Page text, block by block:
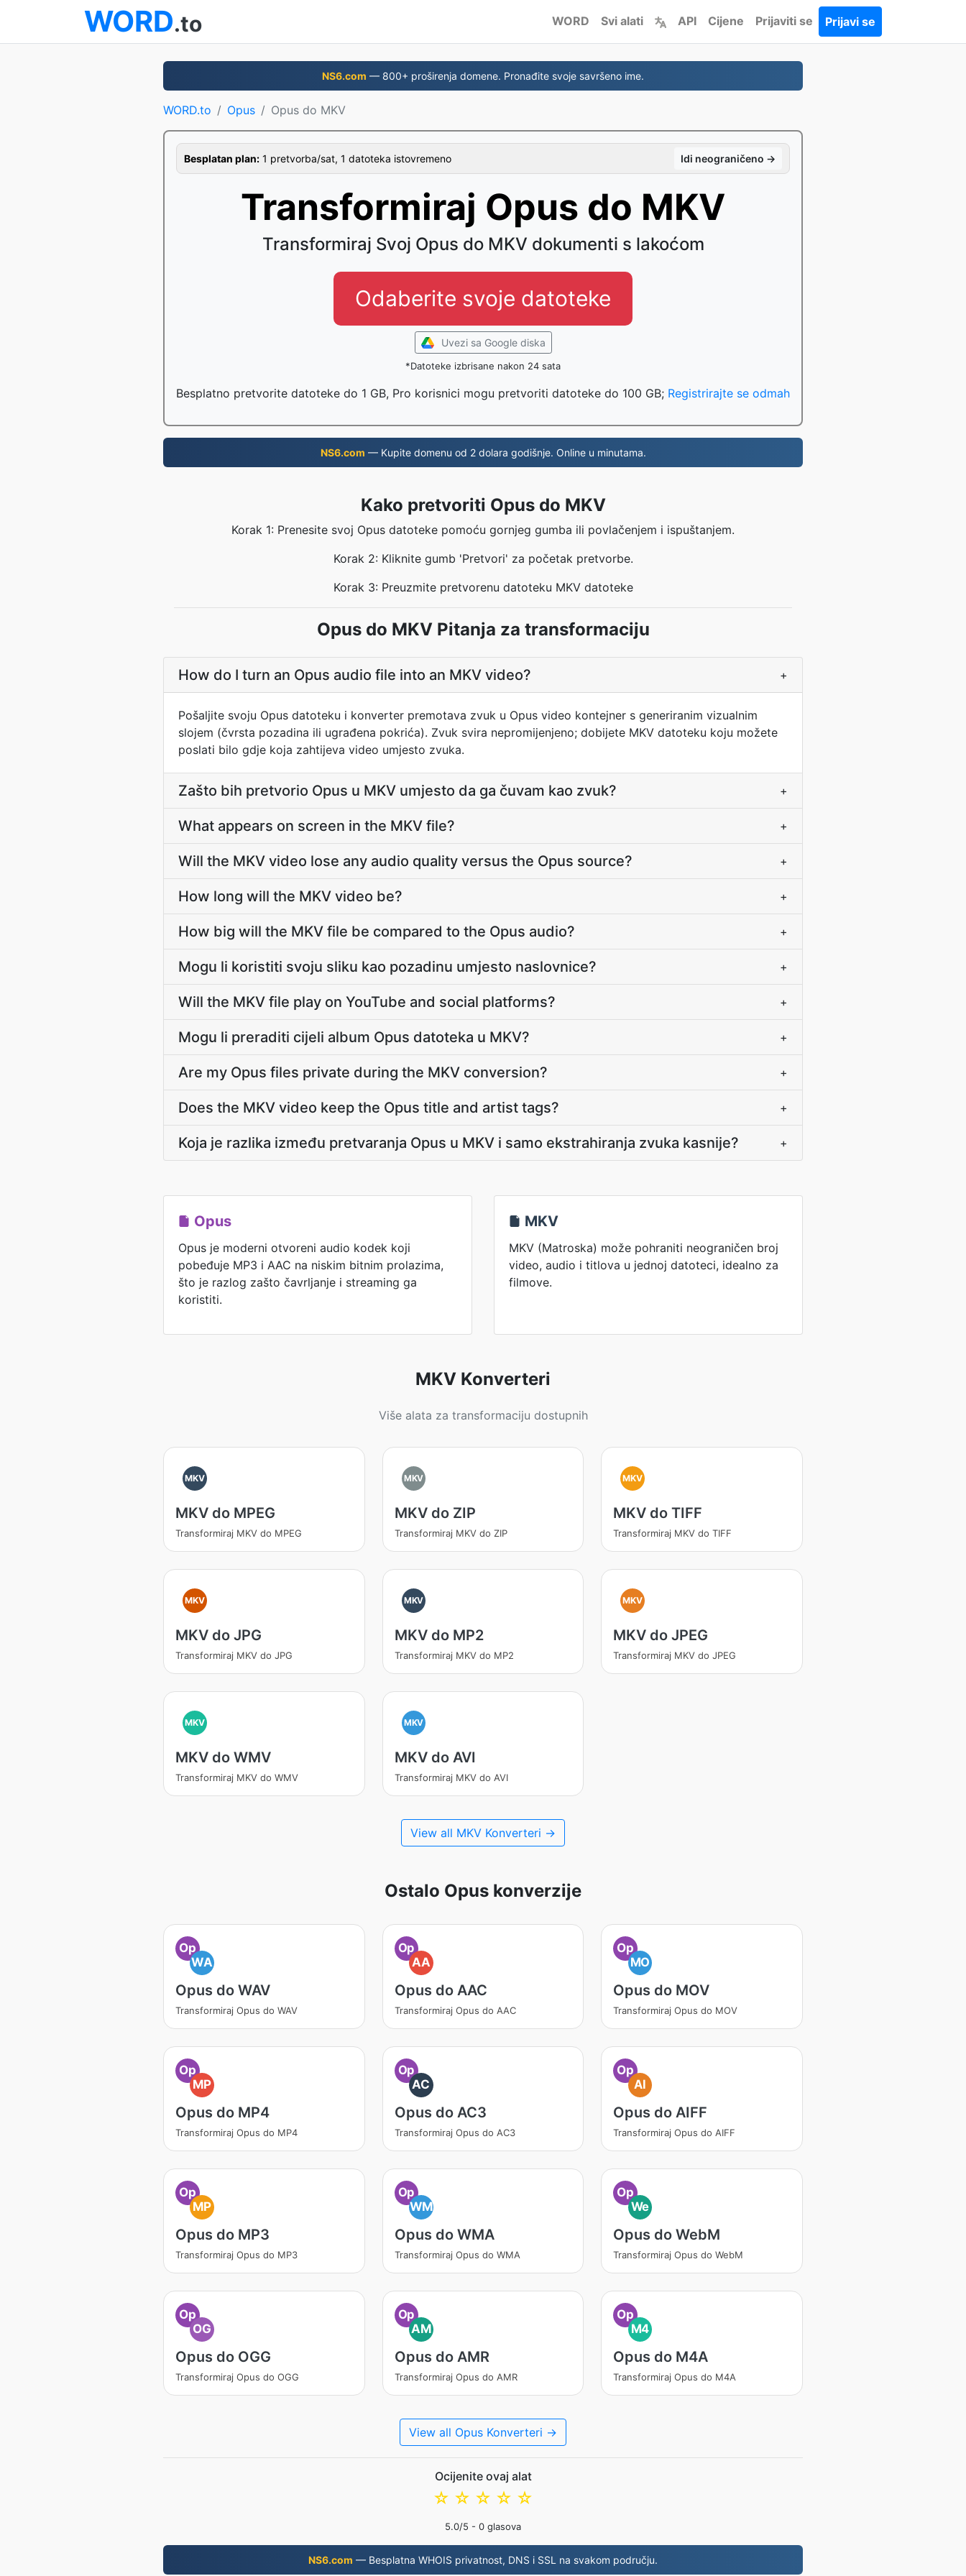
WORD.to WORD Svi alati API Cijene Prijaviti se Prijavi se
NS6.com — 800+ proširenja domene. Pronađite svoje savršeno ime.
WORD.to Opus Opus do MKV
Besplatan plan: 1 pretvorba/sat, 1 datoteka istovremeno Idi neograničeno →
Transformiraj Opus do MKV
Transformiraj Svoj Opus do MKV dokumenti s lakoćom
Odaberite svoje datoteke
Uvezi sa Google diska
*Datoteke izbrisane nakon 24 sata
Besplatno pretvorite datoteke do 1 GB, Pro korisnici mogu pretvoriti datoteke do 100 GB; Registrirajte se odmah
NS6.com — Kupite domenu od 2 dolara godišnje. Online u minutama.
Kako pretvoriti Opus do MKV
Korak 1: Prenesite svoj Opus datoteke pomoću gornjeg gumba ili povlačenjem i ispuštanjem.
Korak 2: Kliknite gumb 'Pretvori' za početak pretvorbe.
Korak 3: Preuzmite pretvorenu datoteku MKV datoteke
Opus do MKV Pitanja za transformaciju
How do I turn an Opus audio file into an MKV video? +
Pošaljite svoju Opus datoteku i konverter premotava zvuk u Opus video kontejner s generiranim vizualnim
slojem (čvrsta pozadina ili ugrađena pokrića). Zvuk svira nepromijenjeno; dobijete MKV datoteku koju možete
poslati bilo gdje koja zahtijeva video umjesto zvuka.
Zašto bih pretvorio Opus u MKV umjesto da ga čuvam kao zvuk? +
What appears on screen in the MKV file? +
Will the MKV video lose any audio quality versus the Opus source? +
How long will the MKV video be? +
How big will the MKV file be compared to the Opus audio? +
Mogu li koristiti svoju sliku kao pozadinu umjesto naslovnice? +
Will the MKV file play on YouTube and social platforms? +
Mogu li preraditi cijeli album Opus datoteka u MKV? +
Are my Opus files private during the MKV conversion? +
Does the MKV video keep the Opus title and artist tags? +
Koja je razlika između pretvaranja Opus u MKV i samo ekstrahiranja zvuka kasnije? +
Opus
Opus je moderni otvoreni audio kodek koji
pobeđuje MP3 i AAC na niskim bitnim prolazima,
što je razlog zašto čavrljanje i streaming ga
koristiti.
MKV
MKV (Matroska) može pohraniti neograničen broj
video, audio i titlova u jednoj datoteci, idealno za
filmove.
MKV Konverteri
Više alata za transformaciju dostupnih
MKV
MKV do MPEG
Transformiraj MKV do MPEG
MKV
MKV do ZIP
Transformiraj MKV do ZIP
MKV
MKV do TIFF
Transformiraj MKV do TIFF
MKV
MKV do JPG
Transformiraj MKV do JPG
MKV
MKV do MP2
Transformiraj MKV do MP2
MKV
MKV do JPEG
Transformiraj MKV do JPEG
MKV
MKV do WMV
Transformiraj MKV do WMV
MKV
MKV do AVI
Transformiraj MKV do AVI
View all MKV Konverteri →
Ostalo Opus konverzije
Op
WA
Opus do WAV
Transformiraj Opus do WAV
Op
AA
Opus do AAC
Transformiraj Opus do AAC
Op
MO
Opus do MOV
Transformiraj Opus do MOV
Op
MP
Opus do MP4
Transformiraj Opus do MP4
Op
AC
Opus do AC3
Transformiraj Opus do AC3
Op
AI
Opus do AIFF
Transformiraj Opus do AIFF
Op
MP
Opus do MP3
Transformiraj Opus do MP3
Op
WM
Opus do WMA
Transformiraj Opus do WMA
Op
We
Opus do WebM
Transformiraj Opus do WebM
Op
OG
Opus do OGG
Transformiraj Opus do OGG
Op
AM
Opus do AMR
Transformiraj Opus do AMR
Op
M4
Opus do M4A
Transformiraj Opus do M4A
View all Opus Konverteri →
Ocijenite ovaj alat
☆
☆
☆
☆
☆
5.0/5 - 0 glasova
NS6.com — Besplatna WHOIS privatnost, DNS i SSL na svakom području.